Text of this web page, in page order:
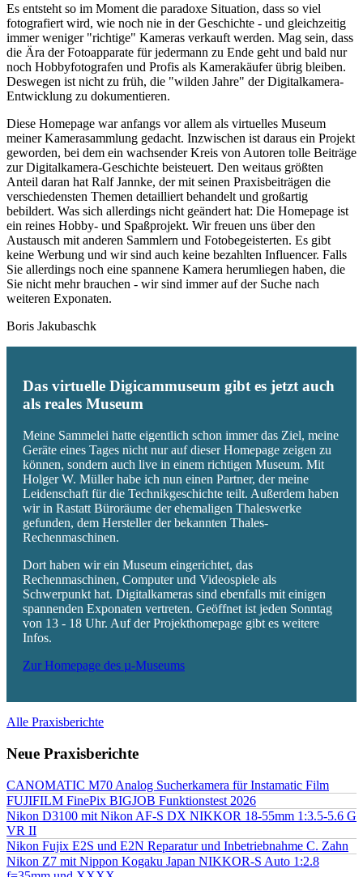
Es entsteht so im Moment die paradoxe Situation, dass so viel
fotografiert wird, wie noch nie in der Geschichte - und gleichzeitig
immer weniger "richtige" Kameras verkauft werden. Mag sein, dass
die Ära der Fotoapparate für jedermann zu Ende geht und bald nur
noch Hobbyfotografen und Profis als Kamerakäufer übrig bleiben.
Deswegen ist nicht zu früh, die "wilden Jahre" der Digitalkamera-
Entwicklung zu dokumentieren.
Diese Homepage war anfangs vor allem als virtuelles Museum
meiner Kamerasammlung gedacht. Inzwischen ist daraus ein Projekt
geworden, bei dem ein wachsender Kreis von Autoren tolle Beiträge
zur Digitalkamera-Geschichte beisteuert. Den weitaus größten
Anteil daran hat Ralf Jannke, der mit seinen Praxisbeiträgen die
verschiedensten Themen detailliert behandelt und großartig
bebildert. Was sich allerdings nicht geändert hat: Die Homepage ist
ein reines Hobby- und Spaßprojekt. Wir freuen uns über den
Austausch mit anderen Sammlern und Fotobegeisterten. Es gibt
keine Werbung und wir sind auch keine bezahlten Influencer. Falls
Sie allerdings noch eine spannene Kamera herumliegen haben, die
Sie nicht mehr brauchen - wir sind immer auf der Suche nach
weiteren Exponaten.
Boris Jakubaschk
Das virtuelle Digicammuseum gibt es jetzt auch
als reales Museum
Meine Sammelei hatte eigentlich schon immer das Ziel, meine
Geräte eines Tages nicht nur auf dieser Homepage zeigen zu
können, sondern auch live in einem richtigen Museum. Mit
Holger W. Müller habe ich nun einen Partner, der meine
Leidenschaft für die Technikgeschichte teilt. Außerdem haben
wir in Rastatt Büroräume der ehemaligen Thaleswerke
gefunden, dem Hersteller der bekannten Thales-
Rechenmaschinen.
Dort haben wir ein Museum eingerichtet, das
Rechenmaschinen, Computer und Videospiele als
Schwerpunkt hat. Digitalkameras sind ebenfalls mit einigen
spannenden Exponaten vertreten. Geöffnet ist jeden Sonntag
von 13 - 18 Uhr. Auf der Projekthomepage gibt es weitere
Infos.
Zur Homepage des µ-Museums
Alle Praxisberichte
Neue Praxisberichte
CANOMATIC M70 Analog Sucherkamera für Instamatic Film
FUJIFILM FinePix BIGJOB Funktionstest 2026
Nikon D3100 mit Nikon AF-S DX NIKKOR 18-55mm 1:3.5-5.6 G
VR II
Nikon Fujix E2S und E2N Reparatur und Inbetriebnahme C. Zahn
Nikon Z7 mit Nippon Kogaku Japan NIKKOR-S Auto 1:2.8